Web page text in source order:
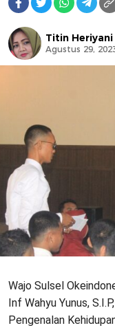
Titin Heriyani
Agustus 29,
Wajo Sulsel
Inf Wahyu Yunus,
Pengenalan